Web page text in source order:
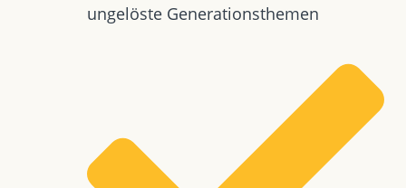
ungelöste Generationsthemen